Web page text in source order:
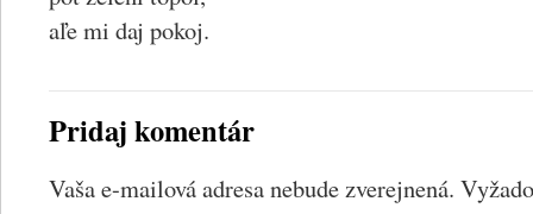
aľe mi daj pokoj.
Pridaj komentár
Vaša e-mailová adresa nebude zverejnená.